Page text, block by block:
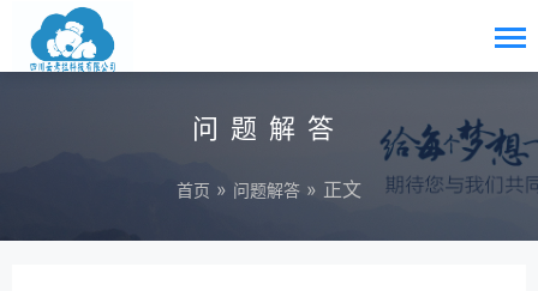
问题解答
首页 » 问题解答 » 正文